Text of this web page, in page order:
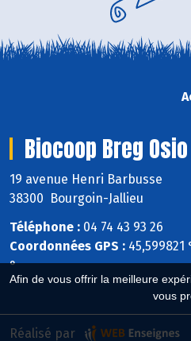
Afin de vous offrir la meilleure
vous
Biocoop Breg Osio
19 avenue Henri Barbusse
38300 Bourgoin-Jallieu
Téléphone : 04 74 43 93 26
Coordonnées GPS : 45,599821
°
Réalisé par